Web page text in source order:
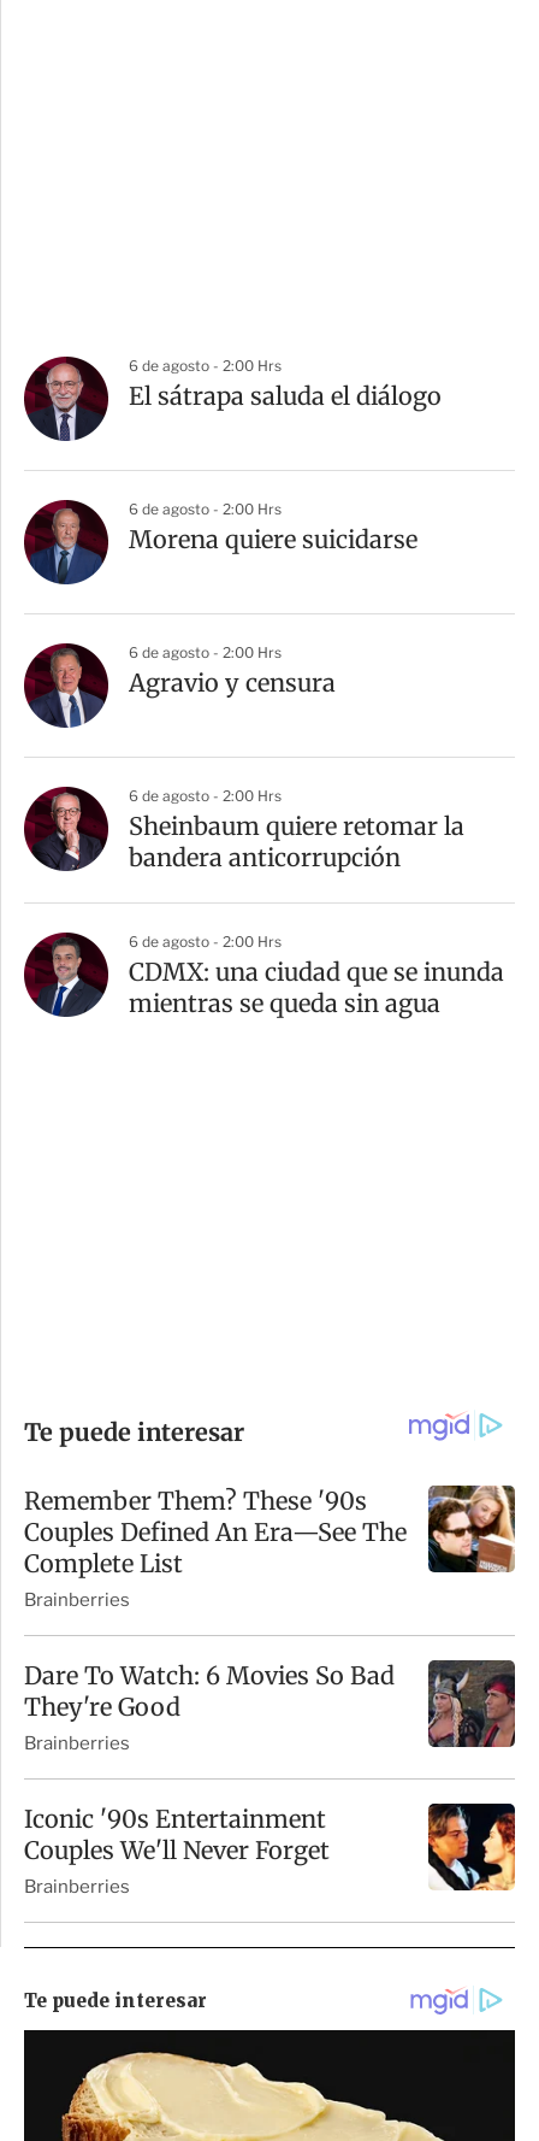
6 de agosto - 2:00 Hrs
El sátrapa saluda el diálogo
6 de agosto - 2:00 Hrs
Morena quiere suicidarse
6 de agosto - 2:00 Hrs
Agravio y censura
6 de agosto - 2:00 Hrs
Sheinbaum quiere retomar la
bandera anticorrupción
6 de agosto - 2:00 Hrs
CDMX: una ciudad que se inunda
mientras se queda sin agua